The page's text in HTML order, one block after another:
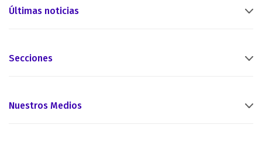
Últimas noticias
Secciones
Nuestros Medios